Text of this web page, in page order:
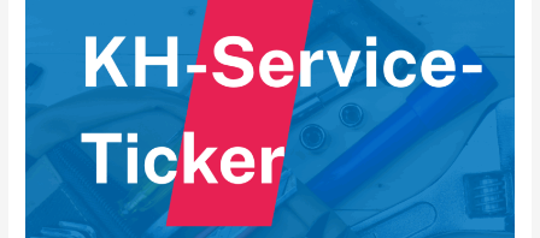
Aktuelle
Warnung
vor
Rechnung“
von
dem
Bundeszentralamt